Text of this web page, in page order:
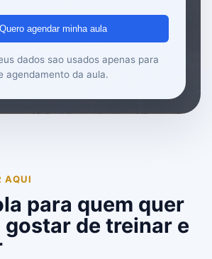
Quero agendar minha aula
dados sao usados apenas para
agendamento da aula.
AQUI
para quem quer
gostar de treinar e